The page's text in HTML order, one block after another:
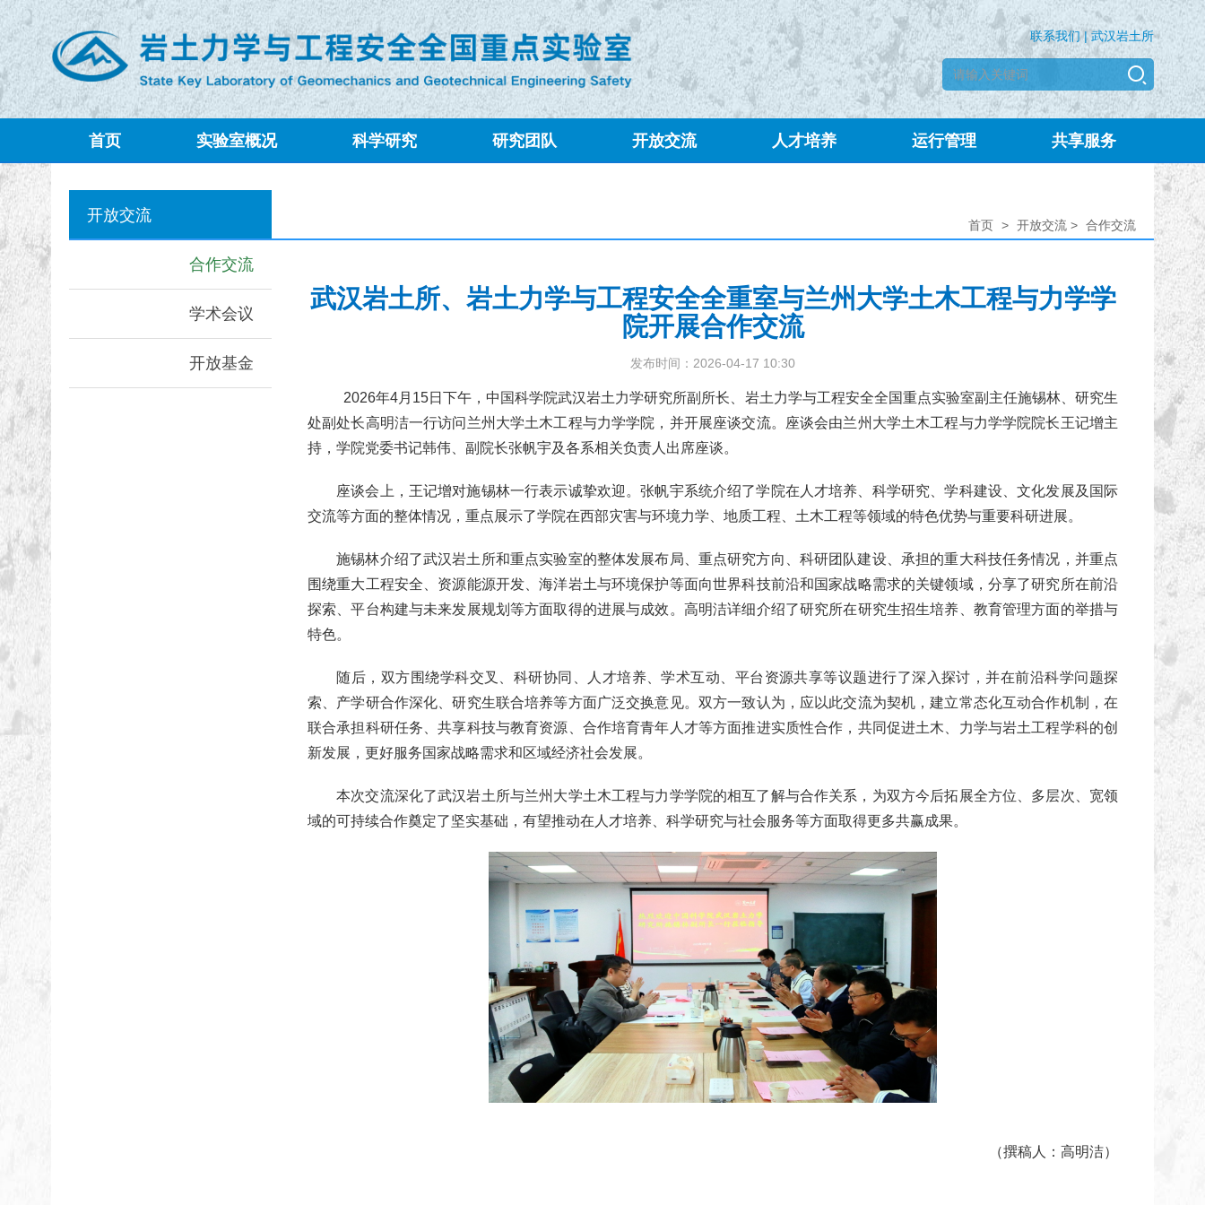
联系我们 | 武汉岩土所
首页 实验室概况 科学研究 研究团队 开放交流 人才培养 运行管理 共享服务
开放交流
合作交流
学术会议
开放基金
首页 > 开放交流 > 合作交流
武汉岩土所、岩土力学与工程安全全重室与兰州大学土木工程与力学学
院开展合作交流
发布时间：2026-04-17 10:30
2026年4月15日下午，中国科学院武汉岩土力学研究所副所长、岩土力学与工程安全全国重点实验室副主任施锡林、研究生
处副处长高明洁一行访问兰州大学土木工程与力学学院，并开展座谈交流。座谈会由兰州大学土木工程与力学学院院长王记增主
持，学院党委书记韩伟、副院长张帆宇及各系相关负责人出席座谈。
座谈会上，王记增对施锡林一行表示诚挚欢迎。张帆宇系统介绍了学院在人才培养、科学研究、学科建设、文化发展及国际
交流等方面的整体情况，重点展示了学院在西部灾害与环境力学、地质工程、土木工程等领域的特色优势与重要科研进展。
施锡林介绍了武汉岩土所和重点实验室的整体发展布局、重点研究方向、科研团队建设、承担的重大科技任务情况，并重点
围绕重大工程安全、资源能源开发、海洋岩土与环境保护等面向世界科技前沿和国家战略需求的关键领域，分享了研究所在前沿
探索、平台构建与未来发展规划等方面取得的进展与成效。高明洁详细介绍了研究所在研究生招生培养、教育管理方面的举措与
特色。
随后，双方围绕学科交叉、科研协同、人才培养、学术互动、平台资源共享等议题进行了深入探讨，并在前沿科学问题探
索、产学研合作深化、研究生联合培养等方面广泛交换意见。双方一致认为，应以此交流为契机，建立常态化互动合作机制，在
联合承担科研任务、共享科技与教育资源、合作培育青年人才等方面推进实质性合作，共同促进土木、力学与岩土工程学科的创
新发展，更好服务国家战略需求和区域经济社会发展。
本次交流深化了武汉岩土所与兰州大学土木工程与力学学院的相互了解与合作关系，为双方今后拓展全方位、多层次、宽领
域的可持续合作奠定了坚实基础，有望推动在人才培养、科学研究与社会服务等方面取得更多共赢成果。
（撰稿人：高明洁）